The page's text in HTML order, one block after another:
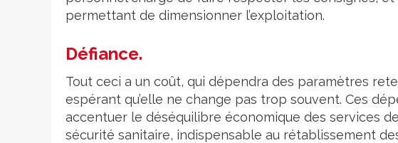
permettant de dimensionner l’exploitation.
Défiance.
Tout ceci a un coût, qui dépendra des paramètres
espérant qu’elle ne change pas trop souvent. Ces
accentuer le déséquilibre économique des services
sécurité sanitaire, indispensable au rétablissement